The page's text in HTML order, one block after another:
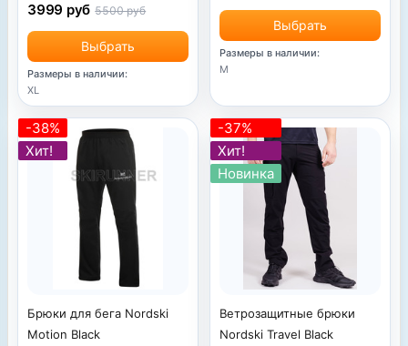
Выбрать
3999 руб 5500 руб
Размеры в наличии:
XL
Выбрать
Размеры в наличии:
M
-38%
Хит!
Брюки для бега Nordski
Motion Black
-37%
Хит!
Новинка
Ветрозащитные брюки
Nordski Travel Black